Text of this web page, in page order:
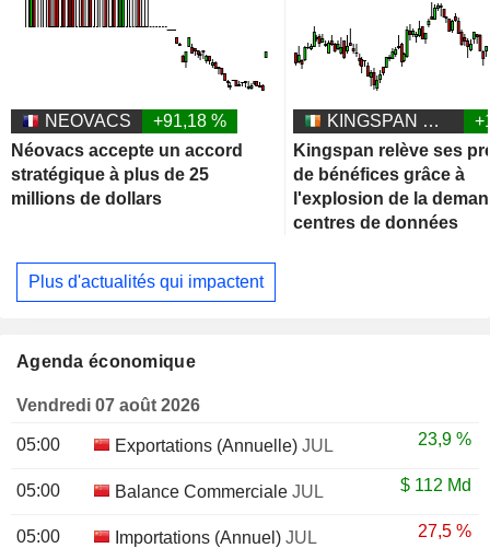
NEOVACS
+91,18 %
Néovacs accepte un accord
stratégique à plus de 25
millions de dollars
KINGSPAN GROUP PLC
Kingspan relève ses
de bénéfices grâce à
l'explosion de la
centres de données
Plus d'actualités qui impactent
Agenda économique
Vendredi 07 août 2026
05:00 Exportations (Annuelle) JUL 23,9 %
05:00 Balance Commerciale JUL $ 112 Md
05:00 Importations (Annuel) JUL 27,5 %